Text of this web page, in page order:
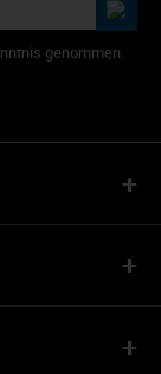
genommen.
+
+
+